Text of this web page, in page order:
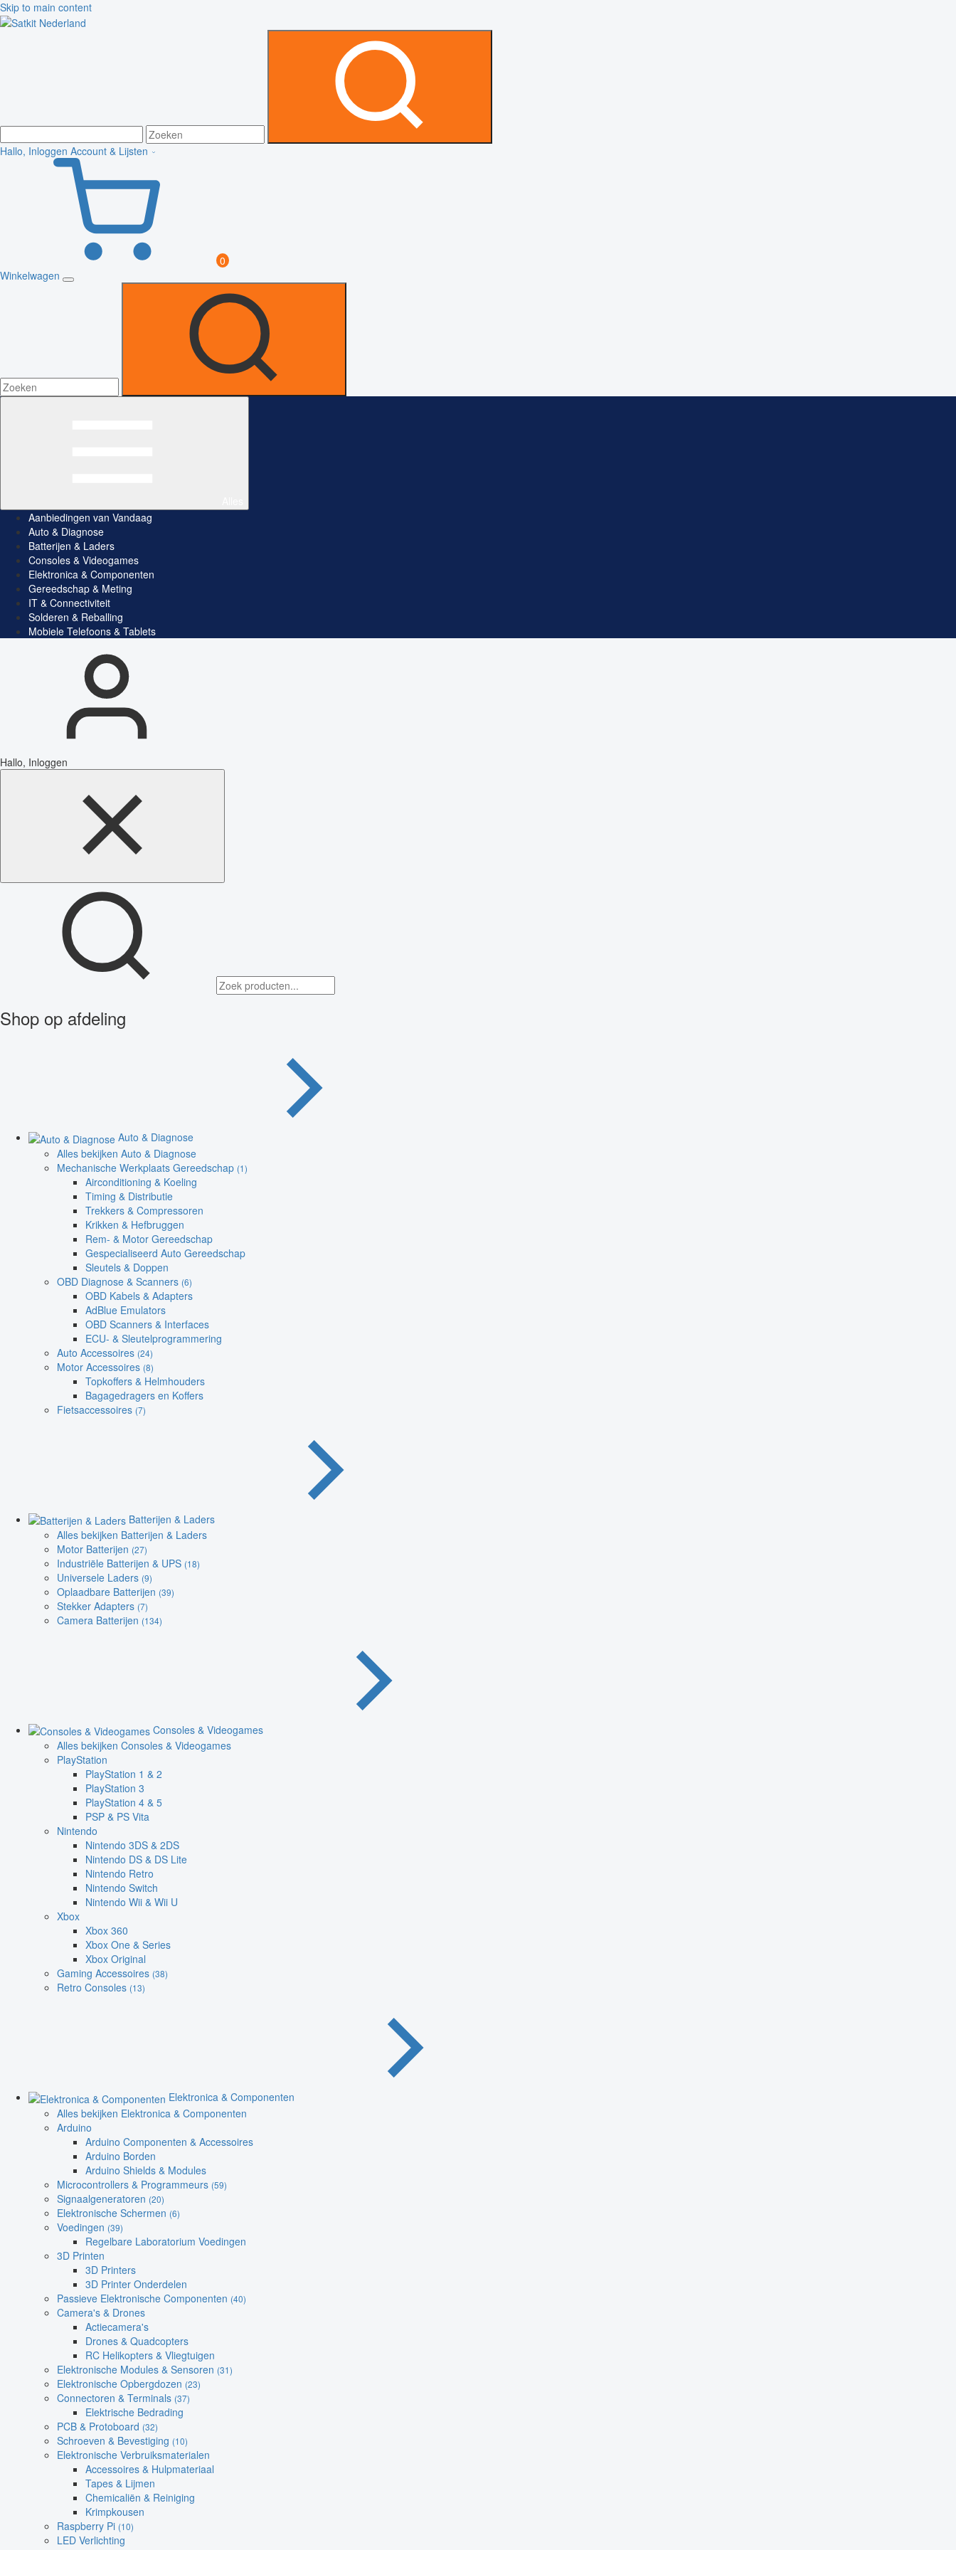
Skip to main content
Hallo, Inloggen Account & Lijsten
0
Winkelwagen
Aanbiedingen van Vandaag
Auto & Diagnose
Batterijen & Laders
Consoles & Videogames
Elektronica & Componenten
Gereedschap & Meting
IT & Connectiviteit
Solderen & Reballing
Mobiele Telefoons & Tablets
Hallo, Inloggen
Shop op afdeling
Auto & Diagnose
Alles bekijken Auto & Diagnose
Mechanische Werkplaats Gereedschap (1)
Airconditioning & Koeling
Timing & Distributie
Trekkers & Compressoren
Krikken & Hefbruggen
Rem- & Motor Gereedschap
Gespecialiseerd Auto Gereedschap
Sleutels & Doppen
OBD Diagnose & Scanners (6)
OBD Kabels & Adapters
AdBlue Emulators
OBD Scanners & Interfaces
ECU- & Sleutelprogrammering
Auto Accessoires (24)
Motor Accessoires (8)
Topkoffers & Helmhouders
Bagagedragers en Koffers
Fietsaccessoires (7)
Batterijen & Laders
Alles bekijken Batterijen & Laders
Motor Batterijen (27)
Industriële Batterijen & UPS (18)
Universele Laders (9)
Oplaadbare Batterijen (39)
Stekker Adapters (7)
Camera Batterijen (134)
Consoles & Videogames
Alles bekijken Consoles & Videogames
PlayStation
PlayStation 1 & 2
PlayStation 3
PlayStation 4 & 5
PSP & PS Vita
Nintendo
Nintendo 3DS & 2DS
Nintendo DS & DS Lite
Nintendo Retro
Nintendo Switch
Nintendo Wii & Wii U
Xbox
Xbox 360
Xbox One & Series
Xbox Original
Gaming Accessoires (38)
Retro Consoles (13)
Elektronica & Componenten
Alles bekijken Elektronica & Componenten
Arduino
Arduino Componenten & Accessoires
Arduino Borden
Arduino Shields & Modules
Microcontrollers & Programmeurs (59)
Signaalgeneratoren (20)
Elektronische Schermen (6)
Voedingen (39)
Regelbare Laboratorium Voedingen
3D Printen
3D Printers
3D Printer Onderdelen
Passieve Elektronische Componenten (40)
Camera's & Drones
Actiecamera's
Drones & Quadcopters
RC Helikopters & Vliegtuigen
Elektronische Modules & Sensoren (31)
Elektronische Opbergdozen (23)
Connectoren & Terminals (37)
Elektrische Bedrading
PCB & Protoboard (32)
Schroeven & Bevestiging (10)
Elektronische Verbruiksmaterialen
Accessoires & Hulpmateriaal
Tapes & Lijmen
Chemicaliën & Reiniging
Krimpkousen
Raspberry Pi (10)
LED Verlichting